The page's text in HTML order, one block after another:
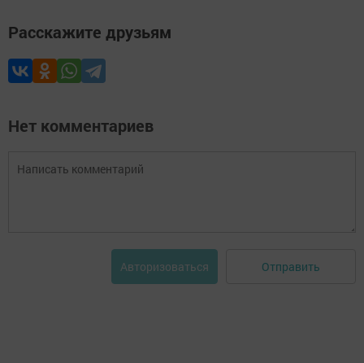
Расскажите друзьям
Нет комментариев
Авторизоваться Отправить